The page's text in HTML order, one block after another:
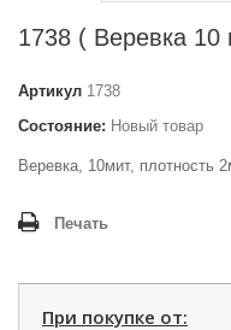
1738 ( Веревка 10
Артикул 1738
Состояние: Новый товар
Веревка, 10мит, плотность
Печать
При покупке от: